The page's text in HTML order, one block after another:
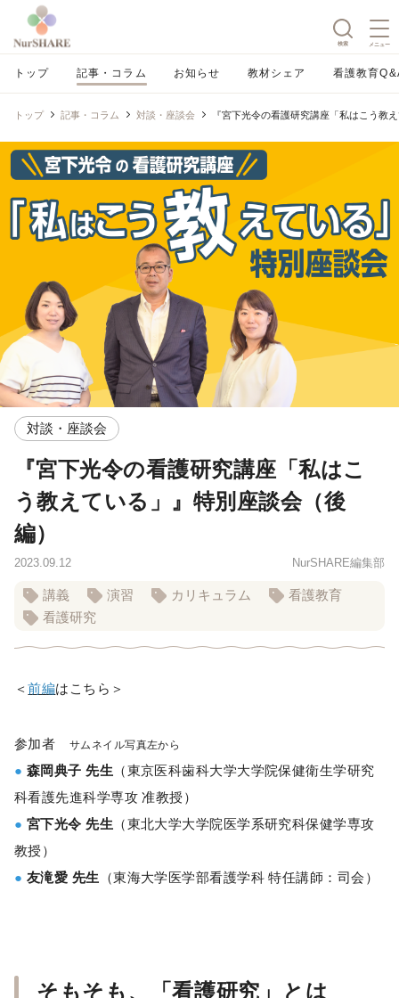
検索 メニュー
トップ 記事・コラム お知らせ 教材シェア 看護教育
トップ 記事・コラム 対談・座談会 『宮下光令の看護研究講座「私はこう教
対談・座談会
『宮下光令の看護研究講座「私はこ
う教えている」』特別座談会（後
編）
2023.09.12 NurSHARE編集部
講義 演習 カリキュラム
看護教育
看護研究
＜前編はこちら＞
参加者 サムネイル写真左から
● 森岡典子 先生 （東京医科歯科大学大学院保健衛生学研究
科看護先進科学専攻 准教授）
● 宮下光令 先生 （東北大学大学院医学系研究科保健学専攻
教授）
● 友滝愛 先生 （東海大学医学部看護学科 特任講師：司会）
そもそも、「看護研究」とは